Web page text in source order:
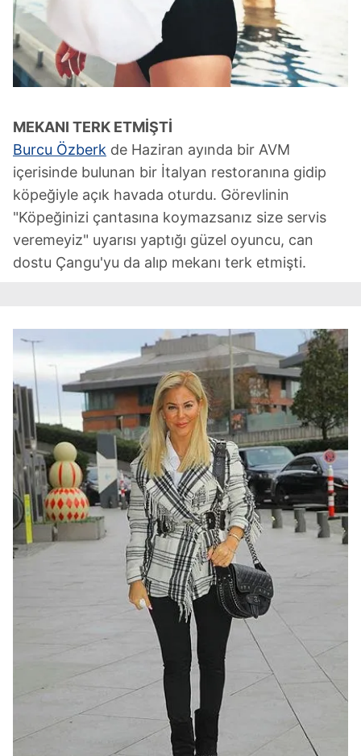
MEKANI TERK ETMİŞTİ
Burcu Özberk de Haziran ayında bir AVM
içerisinde bulunan bir İtalyan restoranına gidip
köpeğiyle açık havada oturdu. Görevlinin
"Köpeğinizi çantasına koymazsanız size servis
veremeyiz" uyarısı yaptığı güzel oyuncu, can
dostu Çangu'yu da alıp mekanı terk etmişti.